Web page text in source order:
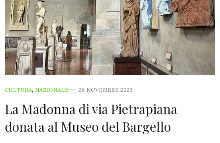
CULTURA, NAZIONALE 26 NOVEMBRE 2023
La Madonna di via Pietrapiana
donata al Museo del Bargello